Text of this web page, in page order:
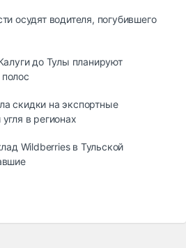
осудят водителя, погубившего
до Тулы планируют
скидки на экспортные
в регионах
Wildberries в Тульской